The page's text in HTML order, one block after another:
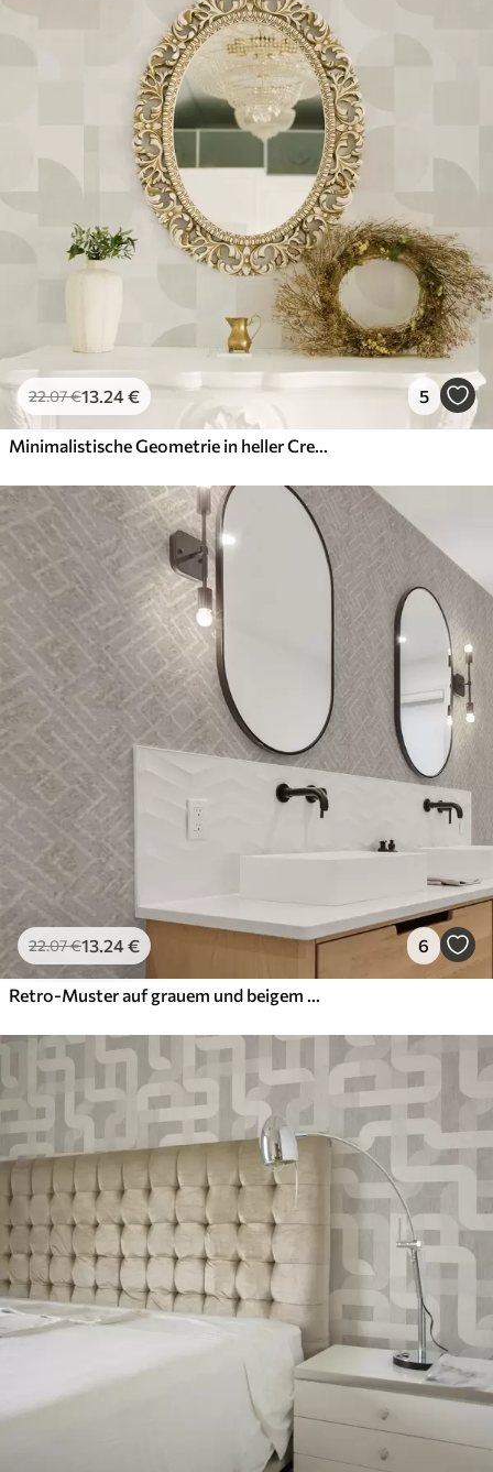
können mit Wasser gereinigt werden.
Nahtlose Anwendung
Verfügbare Materialien
Standard
.0027.00€/m²
.00 /m²
Premium-Vinyl
65.0039 .00 €/m²
22.07€13.24€ 5
Minimalistische Geometrie in heller Creme-Palette
22.07€13.24€ 6
Retro-Muster auf grauem und beigem Hintergrund